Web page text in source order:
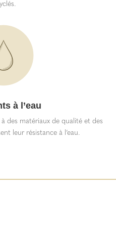
à l’eau
des matériaux de qualité et des
leur résistance à l’eau.